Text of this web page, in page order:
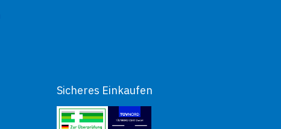
Sicheres Einkaufen